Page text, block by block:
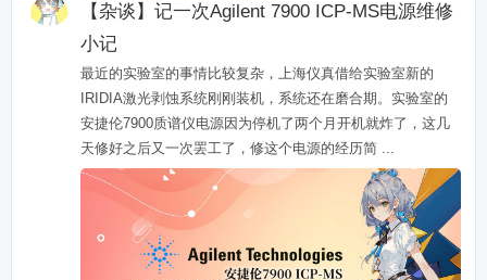
【杂谈】记一次Agilent 7900 ICP-MS电源维修
小记
最近的实验室的事情比较复杂，上海仪真借给实验室新的
IRIDIA激光剥蚀系统刚刚装机，系统还在磨合期。实验室的
安捷伦7900质谱仪电源因为停机了两个月开机就炸了，这几
天修好之后又一次罢工了，修这个电源的经历简 ...